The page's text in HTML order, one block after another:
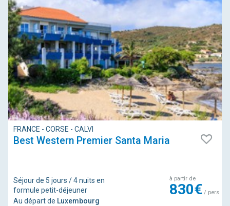
FRANCE - CORSE - CALVI
Best Western Premier Santa Maria
Séjour de 5 jours / 4 nuits en
formule petit-déjeuner
Au départ de Luxembourg
à partir de
830€/ pers